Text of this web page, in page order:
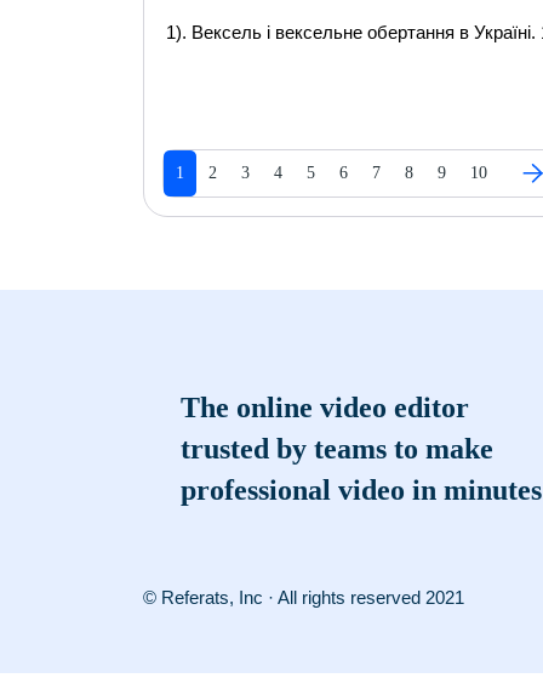
1). Вексель і вексельне обертання в Україні.
1 2 3 4 5 6 7 8 9 10
The online video editor
trusted by teams to make
professional video in minutes
© Referats, Inc · All rights reserved 2021